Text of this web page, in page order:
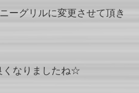
ーグリルに変更させて頂き
くなりましたね☆